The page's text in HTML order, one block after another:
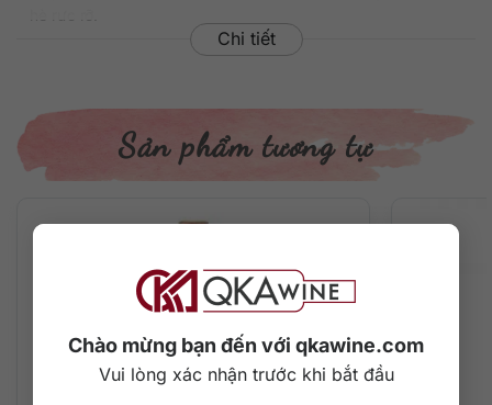
Chào mừng bạn đến với qkawine.com
Vui lòng xác nhận trước khi bắt đầu
Thông tin chi tiết về rượu
Thương hiệu: PJ Rigney (nhà máy chưng cất The Shed
Mô tả hương vị rượu
– Màu sắc: Trong suốt
Chi tiết
Sản phẩm tương tự